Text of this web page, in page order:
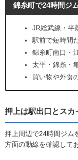
錦糸町で24時間ジ
JR総武線・半
駅前で短時間
錦糸町南口・
太平・錦糸・
買い物や外食
押上は駅出口とスカ
押上周辺で24時間ジム
方面の動線を確認して